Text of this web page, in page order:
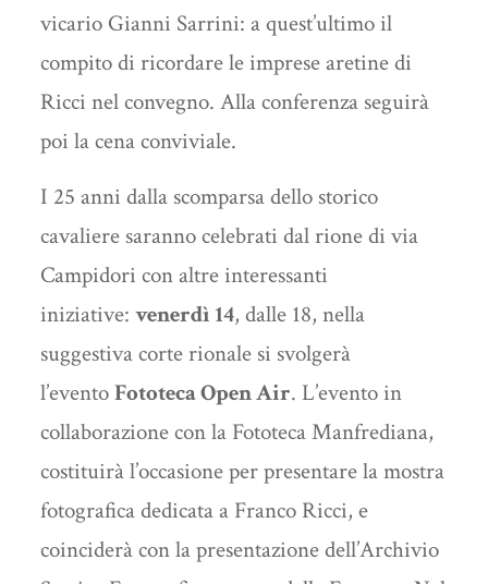
vicario Gianni Sarrini: a quest’ultimo il
compito di ricordare le imprese aretine di
Ricci nel convegno. Alla conferenza seguirà
poi la cena conviviale.
I 25 anni dalla scomparsa dello storico
cavaliere saranno celebrati dal rione di via
Campidori con altre interessanti
iniziative: venerdì 14, dalle 18, nella
suggestiva corte rionale si svolgerà
l’eventoFototeca Open Air. L’evento in
collaborazione con la Fototeca Manfrediana,
costituirà l’occasione per presentare la mostra
fotografica dedicata a Franco Ricci, e
coinciderà con la presentazione dell’Archivio